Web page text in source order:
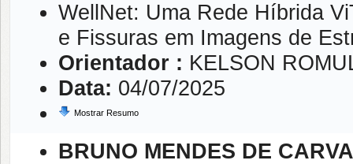
WellNet: Uma Rede Híbrida
e Fissuras em Imagens de
Orientador : KELSON
Data: 04/07/2025
Mostrar Resumo
BRUNO MENDES DE